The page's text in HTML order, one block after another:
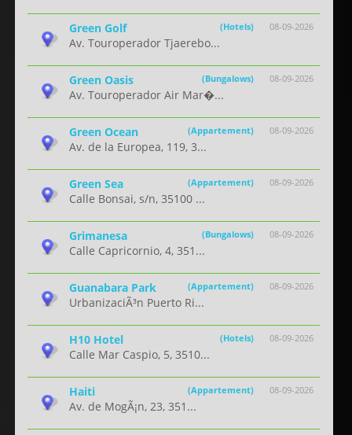
08-09-2026
Green Golf (Hotels)
Av. Touroperador Tjaerebo...
08-09-2026
Green Oasis (Bungalows)
Av. Touroperador Air Mar�...
08-09-2026
Green Ocean (Appartement)
Av. de la Europea, 119, 3...
08-09-2026
Green Sea (Appartement)
Calle Bonsai, s/n, 35100 ...
08-09-2026
Grimanesa (Bungalows)
Calle Capricornio, 4, 351...
08-09-2026
Guanabara Park (Appartement)
UrbanizaciÃ³n Puerto Ri...
08-09-2026
H10 Hotel (Hotels)
Calle Mar Caspio, 5, 3510...
08-09-2026
Haiti (Appartement)
Av. de MogÃ¡n, 23, 351...